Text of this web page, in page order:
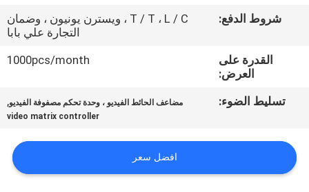
أخبار
اطلب
CASE
شروط الدفع:
T / T ، L / C ، ويسترن يونيون ، وضمان
التجارة علي بابا
القدرة على
العرض:
1000pcs/month
تسليط الضوء: مضاعف الحائط الفيديو ، وحدة تحكم مصفوفة الفيديو,
video matrix controller
افضل سعر